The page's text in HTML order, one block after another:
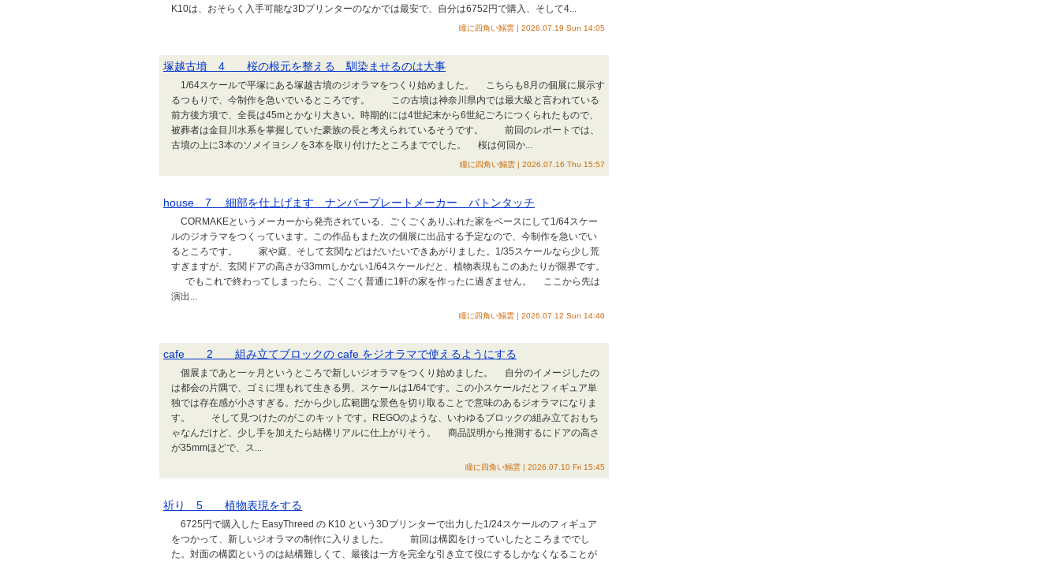
K10は、おそらく入手可能な3Dプリンターのなかでは最安で、自分は6752円で購入、そして4...
瞳に四角い鰯雲 | 2026.07.19 Sun 14:05
塚越古墳 4 桜の根元を整える 馴染ませるのは大事
1/64スケールで平塚にある塚越古墳のジオラマをつくり始めました。 こちらも8月の個展に展示す
るつもりで、今制作を急いでいるところです。 この古墳は神奈川県内では最大級と言われている
前方後方墳で、全長は45mとかなり大きい。時期的には4世紀末から6世紀ごろにつくられたもので、
被葬者は金目川水系を掌握していた豪族の長と考えられているそうです。 前回のレポートでは、
古墳の上に3本のソメイヨシノを3本を取り付けたところまででした。 桜は何回か...
瞳に四角い鰯雲 | 2026.07.16 Thu 15:57
house 7 細部を仕上げます ナンバープレートメーカー バトンタッチ
CORMAKEというメーカーから発売されている、ごくごくありふれた家をベースにして1/64スケー
ルのジオラマをつくっています。この作品もまた次の個展に出品する予定なので、今制作を急いでい
るところです。 家や庭、そして玄関などはだいたいできあがりました。1/35スケールなら少し荒
すぎますが、玄関ドアの高さが33mmしかない1/64スケールだと、植物表現もこのあたりが限界です。
でもこれで終わってしまったら、ごくごく普通に1軒の家を作ったに過ぎません。 ここから先は
演出...
瞳に四角い鰯雲 | 2026.07.12 Sun 14:40
cafe 2 組み立てブロックの cafe をジオラマで使えるようにする
個展まであと一ヶ月というところで新しいジオラマをつくり始めました。 自分のイメージしたの
は都会の片隅で、ゴミに埋もれて生きる男、スケールは1/64です。この小スケールだとフィギュア単
独では存在感が小さすぎる。だから少し広範囲な景色を切り取ることで意味のあるジオラマになりま
す。 そして見つけたのがこのキットです。REGOのような、いわゆるブロックの組み立ておもち
ゃなんだけど、少し手を加えたら結構リアルに仕上がりそう。 商品説明から推測するにドアの高さ
が35mmほどで、ス...
瞳に四角い鰯雲 | 2026.07.10 Fri 15:45
祈り 5 植物表現をする
6725円で購入した EasyThreed の K10 という3Dプリンターで出力した1/24スケールのフィギュア
をつかって、新しいジオラマの制作に入りました。 前回は構図をけっていしたところまででし
た。対面の構図というのは結構難しくて、最後は一方を完全な引き立て役にするしかなくなることが